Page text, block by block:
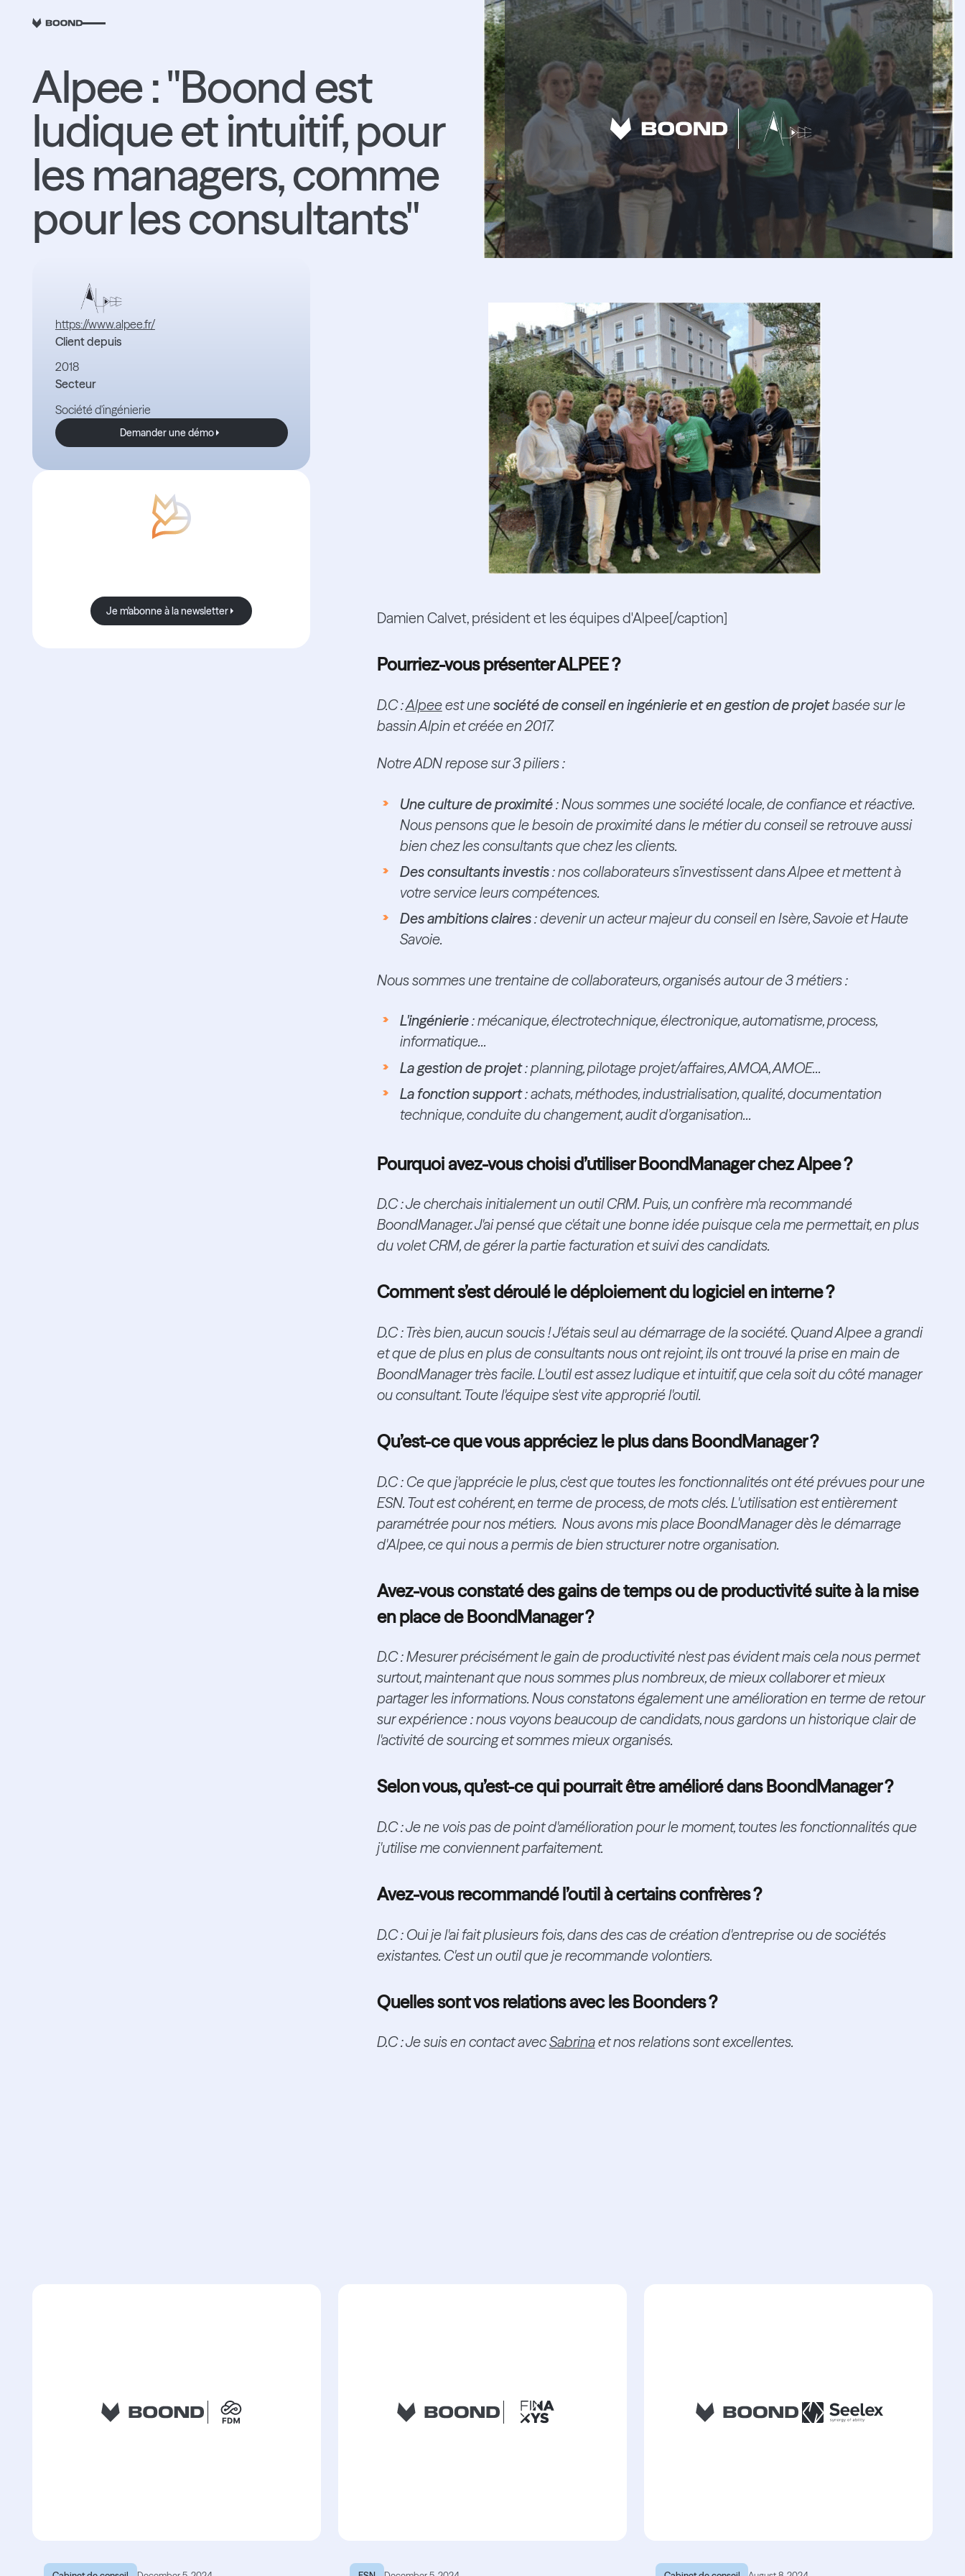
RETOUR
Alpee : "Boond est
ludique et intuitif, pour
les managers, comme
pour les consultants"
https://www.alpee.fr/
Client depuis
2018
Secteur
Société d'ingénierie
Demander une démo
Demander une démo
Je m'abonne à la newsletter
Je m'abonne à la newsletter Damien Calvet, président et les équipes d'Alpee[/caption]
Pourriez-vous présenter ALPEE ?
D.C :Alpeeest unesociété de conseil en ingénierie et en gestion de projetbasée sur le
bassin Alpin et créée en 2017.
Notre ADN repose sur 3 piliers :
Une culture de proximité: Nous sommes une société locale, de confiance et réactive.
Nous pensons que le besoin de proximité dans le métier du conseil se retrouve aussi
bien chez les consultants que chez les clients.
Des consultants investis: nos collaborateurs s’investissent dans Alpee et mettent à
votre service leurs compétences.
Des ambitions claires: devenir un acteur majeur du conseil en Isère, Savoie et Haute
Savoie.
Nous sommes une trentaine de collaborateurs, organisés autour de 3 métiers :
L'ingénierie: mécanique, électrotechnique, électronique, automatisme, process,
informatique...
La gestion de projet: planning, pilotage projet/affaires, AMOA, AMOE...
La fonction support: achats, méthodes, industrialisation, qualité, documentation
technique, conduite du changement, audit d’organisation...
Pourquoi avez-vous choisi d’utiliser BoondManager chez Alpee ?
D.C : Je cherchais initialement un outil CRM. Puis, un confrère m'a recommandé
BoondManager. J'ai pensé que c'était une bonne idée puisque cela me permettait, en plus
du volet CRM, de gérer la partie facturation et suivi des candidats.
Comment s’est déroulé le déploiement du logiciel en interne ?
D.C : Très bien, aucun soucis ! J'étais seul au démarrage de la société. Quand Alpee a grandi
et que de plus en plus de consultants nous ont rejoint, ils ont trouvé la prise en main de
BoondManager très facile. L'outil est assez ludique et intuitif, que cela soit du côté manager
ou consultant. Toute l'équipe s'est vite approprié l'outil.
Qu’est-ce que vous appréciez le plus dans BoondManager ?
D.C : Ce que j'apprécie le plus, c'est que toutes les fonctionnalités ont été prévues pour une
ESN. Tout est cohérent, en terme de process, de mots clés. L'utilisation est entièrement
paramétrée pour nos métiers. Nous avons mis place BoondManager dès le démarrage
d'Alpee, ce qui nous a permis de bien structurer notre organisation.
Avez-vous constaté des gains de temps ou de productivité suite à la mise
en place de BoondManager ?
D.C : Mesurer précisément le gain de productivité n'est pas évident mais cela nous permet
surtout, maintenant que nous sommes plus nombreux, de mieux collaborer et mieux
partager les informations. Nous constatons également une amélioration en terme de retour
sur expérience : nous voyons beaucoup de candidats, nous gardons un historique clair de
l'activité de sourcing et sommes mieux organisés.
Selon vous, qu’est-ce qui pourrait être amélioré dans BoondManager ?
D.C : Je ne vois pas de point d'amélioration pour le moment, toutes les fonctionnalités que
j'utilise me conviennent parfaitement.
Avez-vous recommandé l’outil à certains confrères ?
D.C : Oui je l'ai fait plusieurs fois, dans des cas de création d'entreprise ou de sociétés
existantes. C'est un outil que je recommande volontiers.
Quelles sont vos relations avec les Boonders ?
D.C : Je suis en contact avecSabrinaet nos relations sont excellentes.